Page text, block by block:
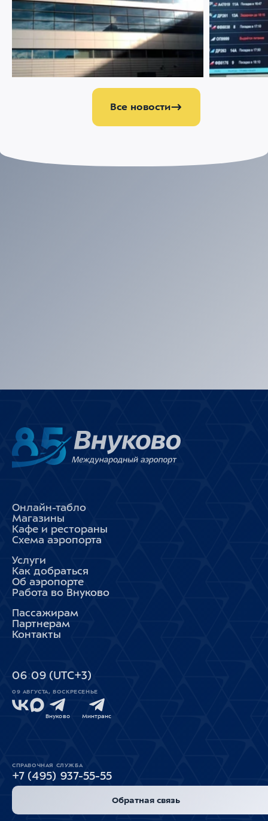
07 АВГУСТА 2026 2978
Ограничение движения в районе
Международного аэропорта Внуково
22 ИЮЛЯ 2026
Меняемся
Все новости
Онлайн-табло
Магазины
Кафе и рестораны
Схема аэропорта
Услуги
Как добраться
Об аэропорте
Работа во Внуково
Пассажирам
Партнерам
Контакты
06 09 (UTC+3)
09 АВГУСТА, ВОСКРЕСЕНЬЕ
Внуково Минтранс
СПРАВОЧНАЯ СЛУЖБА
+7 (495) 937-55-55
Обратная связь